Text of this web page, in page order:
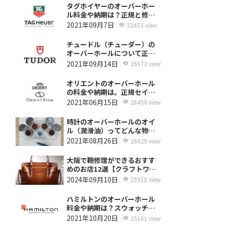
タグホイヤーのオーバーホー
ル料金や納期は？正規と修理
専門店の比較、どちらがおす
2021年09月7日 32473 view
チュードル（チューダー）の
オーバーホールについて正規
サービスと腕時計修理専門店
どっち？
2021年09月14日 26573 view
オリエントのオーバーホール
の料金や納期は。正規セイコ
ーエプソンと修理専門店の比
2021年06月15日 26450 view
時計のオーバーホールのオイ
ル（潤滑油）ってどんな物を
使ってるの？
2021年08月26日 26029 view
大阪で鞄修理ができるおすす
めのお店12選【クラフトワー
カーズ調査・2026年8月】
2024年09月10日 25918 view
ハミルトンのオーバーホール
料金や納期は？スウォッチグ
ループジャパンと修理専門店
2021年10月20日 25101 view